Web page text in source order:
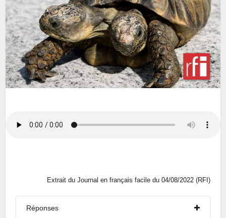
Extrait du Journal en français facile du 04/08/2022 (RFI)
Réponses